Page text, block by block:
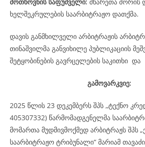
ხელშეკრულების საარბიტრაჟო დათქმა.
დავის განმხილველი არბიტრაჟის
თინაშვილმა განვიხილე პუბლიკაციის
შეტყობინების გავრცელების საკითხი და
გამოვარკვიე:
2025 წლის 23 დეკემბერს შპს ,,ტექნო
405307332) წარმომადგენელმა
მომართა მუდმივმოქმედ არბიტრაჟს შპს
საარბიტრაჟო ტრიბუნალი“ მარიამ